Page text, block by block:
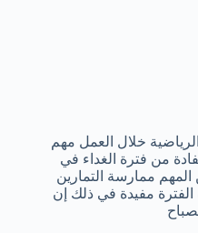
الرياضية خلال العمل مهم
من فترة الغداء في
ممارسة التمارين
مفيدة في ذلك إن